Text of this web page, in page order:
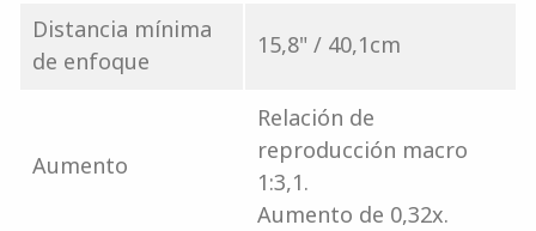
Distancia mínima
de enfoque
15,8" / 40,1cm
Aumento
Relación de
reproducción macro
1:3,1.
Aumento de 0,32x.